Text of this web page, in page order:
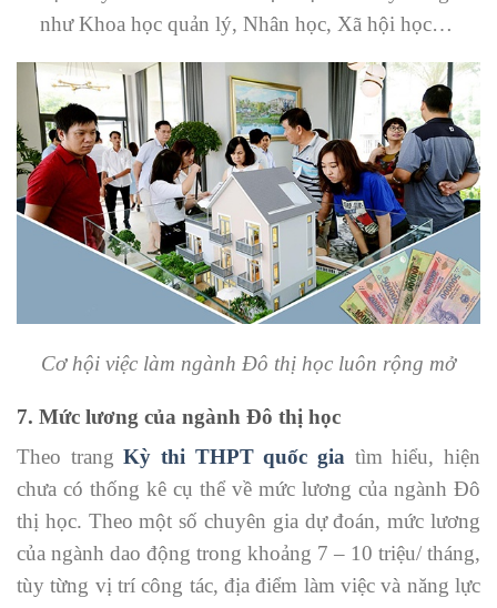
như Khoa học quản lý, Nhân học, Xã hội học…
Cơ hội việc làm ngành Đô thị học luôn rộng mở
7. Mức lương của ngành Đô thị học
Theo trangKỳ thi THPT quốc gia tìm hiểu, hiện
chưa có thống kê cụ thể về mức lương của ngành Đô
thị học. Theo một số chuyên gia dự đoán, mức lương
của ngành dao động trong khoảng 7 – 10 triệu/ tháng,
tùy từng vị trí công tác, địa điểm làm việc và năng lực